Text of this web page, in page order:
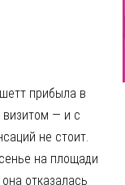
прибыла в
— и с
не стоит.
на площади
отказалась